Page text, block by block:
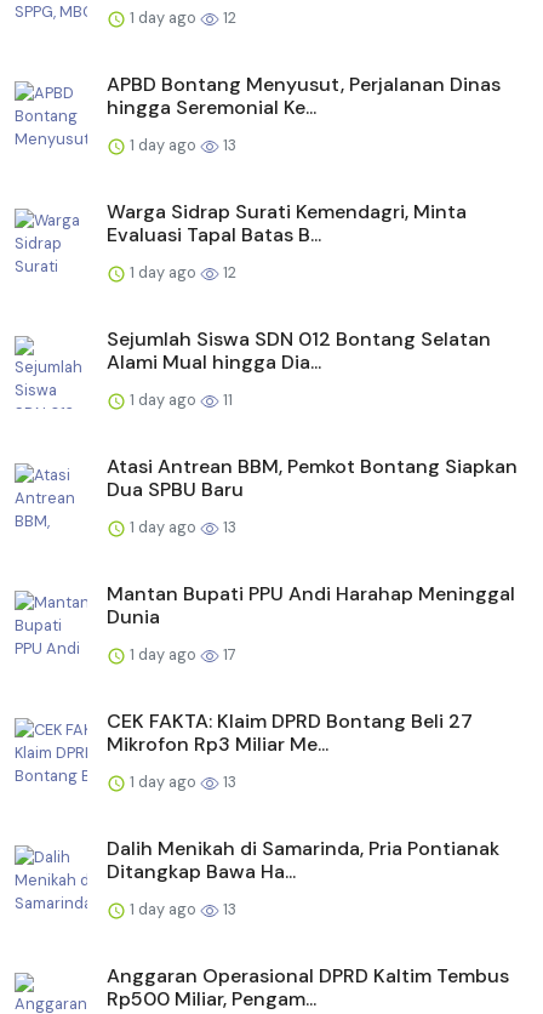
1 day ago 12
APBD Bontang Menyusut, Perjalanan Dinas
hingga Seremonial Ke...
1 day ago 13
Warga Sidrap Surati Kemendagri, Minta
Evaluasi Tapal Batas B...
1 day ago 12
Sejumlah Siswa SDN 012 Bontang Selatan
Alami Mual hingga Dia...
1 day ago 11
Atasi Antrean BBM, Pemkot Bontang Siapkan
Dua SPBU Baru
1 day ago 13
Mantan Bupati PPU Andi Harahap Meninggal
Dunia
1 day ago 17
CEK FAKTA: Klaim DPRD Bontang Beli 27
Mikrofon Rp3 Miliar Me...
1 day ago 13
Dalih Menikah di Samarinda, Pria Pontianak
Ditangkap Bawa Ha...
1 day ago 13
Anggaran Operasional DPRD Kaltim Tembus
Rp500 Miliar, Pengam...